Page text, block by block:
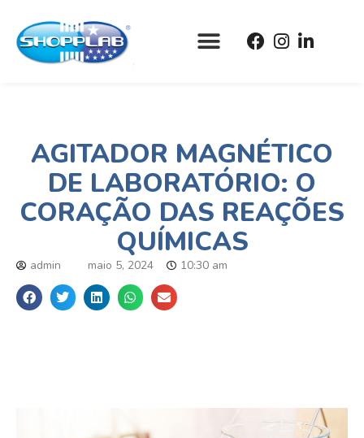
AGITADOR MAGNÉTICO
DE LABORATÓRIO: O
CORAÇÃO DAS REAÇÕES
QUÍMICAS
admin maio 5, 2024 10:30 am